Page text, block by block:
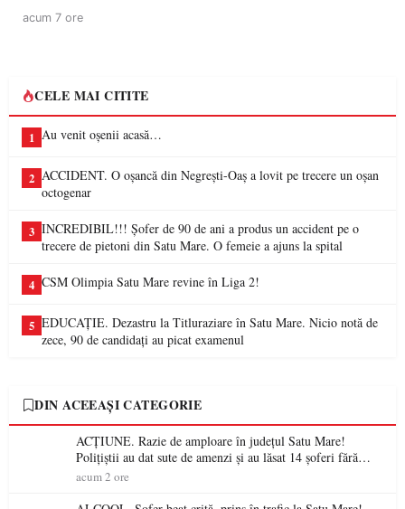
acum 7 ore
CELE MAI CITITE
1 Au venit oșenii acasă…
2 ACCIDENT. O oșancă din Negrești-Oaș a lovit pe trecere un oșan
octogenar
3 INCREDIBIL!!! Șofer de 90 de ani a produs un accident pe o
trecere de pietoni din Satu Mare. O femeie a ajuns la spital
4 CSM Olimpia Satu Mare revine în Liga 2!
5 EDUCAȚIE. Dezastru la Titluraziare în Satu Mare. Nicio notă de
zece, 90 de candidați au picat examenul
DIN ACEEAȘI CATEGORIE
ACȚIUNE. Razie de amploare în județul Satu Mare!
Polițiștii au dat sute de amenzi și au lăsat 14 șoferi fără
permis într-o singură zi
acum 2 ore